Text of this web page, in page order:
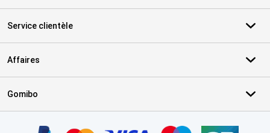
Service clientèle
Affaires
Gomibo